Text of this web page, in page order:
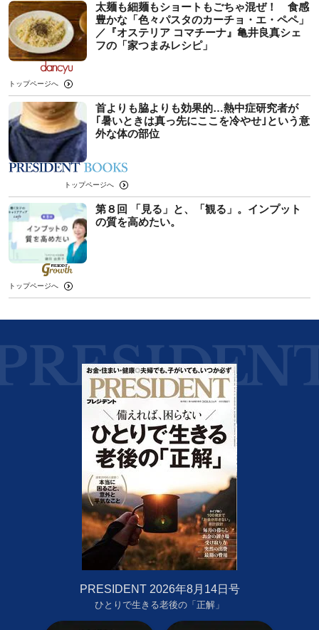
太麺も細麺もショートもごちゃ混ぜ！ 食感
豊かな「色々パスタのカーチョ・エ・ペペ」
／『オステリア コマチーナ』亀井良真シェ
フの「家つまみレシピ」
トップページへ
首よりも脇よりも効果的…熱中症研究者が
｢暑いときは真っ先にここを冷やせ｣という意
外な体の部位
トップページへ
第８回 「見る」と、「観る」。インプット
の質を高めたい。
トップページへ
PRESIDENT 2026年8月14日号
ひとりで生きる老後の「正解」